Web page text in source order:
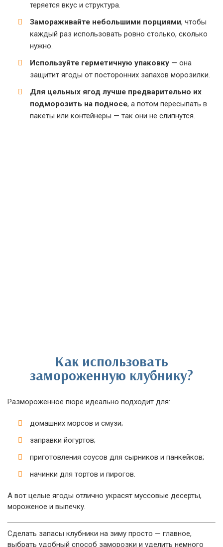
теряется вкус и структура.
Замораживайте небольшими порциями, чтобы
каждый раз использовать ровно столько, сколько
нужно.
Используйте герметичную упаковку — она
защитит ягоды от посторонних запахов морозилки.
Для цельных ягод лучше предварительно их
подморозить на подносе, а потом пересыпать в
пакеты или контейнеры — так они не слипнутся.
Как использовать
замороженную клубнику?
Размороженное пюре идеально подходит для:
домашних морсов и смузи;
заправки йогуртов;
приготовления соусов для сырников и панкейков;
начинки для тортов и пирогов.
А вот целые ягоды отлично украсят муссовые десерты,
мороженое и выпечку.
Сделать запасы клубники на зиму просто — главное,
выбрать удобный способ заморозки и уделить немного